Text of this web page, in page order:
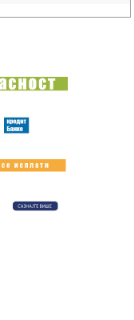
S gošćama iz
prvi pikap proizveden
od 40 hektara,
iz BiH: Kazne mogu